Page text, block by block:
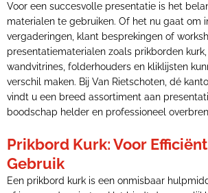
Voor een succesvolle presentatie is het
materialen te gebruiken. Of het nu gaat om
vergaderingen, klant besprekingen of
presentatiematerialen zoals prikborden kurk,
wandvitrines, folderhouders en kliklijsten
verschil maken. Bij Van Rietschoten, dé
vindt u een breed assortiment aan
boodschap helder en professioneel
Prikbord Kurk: Voor
Gebruik
Een prikbord kurk is een onmisbaar